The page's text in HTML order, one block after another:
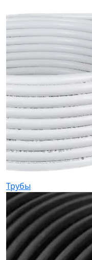
Трубы